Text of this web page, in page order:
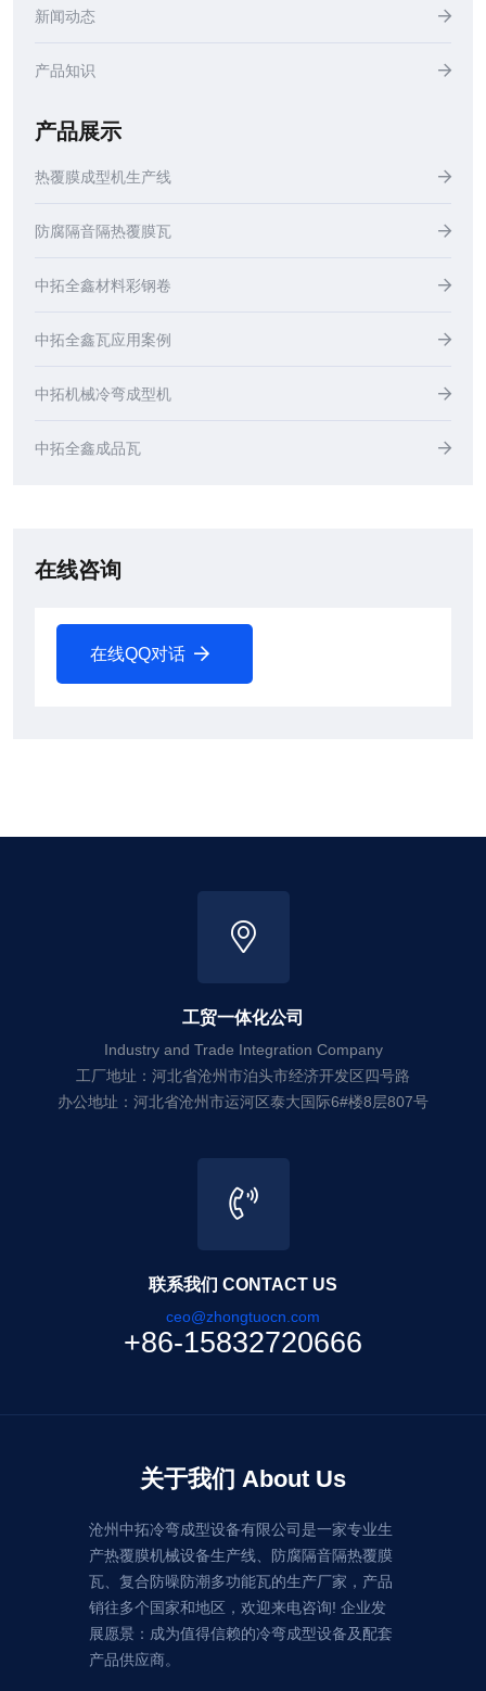
新闻动态
产品知识
产品展示
热覆膜成型机生产线
防腐隔音隔热覆膜瓦
中拓全鑫材料彩钢卷
中拓全鑫瓦应用案例
中拓机械冷弯成型机
中拓全鑫成品瓦
在线咨询
在线QQ对话
工贸一体化公司
Industry and Trade Integration Company
工厂地址：河北省沧州市泊头市经济开发区四号路
办公地址：河北省沧州市运河区泰大国际6#楼8层807号
联系我们 CONTACT US
ceo@zhongtuocn.com
+86-15832720666
关于我们 About Us
沧州中拓冷弯成型设备有限公司是一家专业生
产热覆膜机械设备生产线、防腐隔音隔热覆膜
瓦、复合防噪防潮多功能瓦的生产厂家，产品
销往多个国家和地区，欢迎来电咨询! 企业发
展愿景：成为值得信赖的冷弯成型设备及配套
产品供应商。